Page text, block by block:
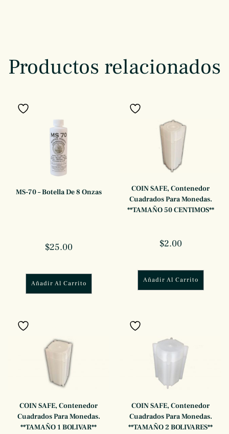
Productos relacionados
MS-70 – Botella De 8 Onzas
$25.00
Añadir Al Carrito
COIN SAFE, Contenedor
Cuadrados Para Monedas.
**TAMAÑO 50 CENTIMOS**
$2.00
Añadir Al Carrito
COIN SAFE, Contenedor
Cuadrados Para Monedas.
**TAMAÑO 1 BOLIVAR**
COIN SAFE, Contenedor
Cuadrados Para Monedas.
**TAMAÑO 2 BOLIVARES**